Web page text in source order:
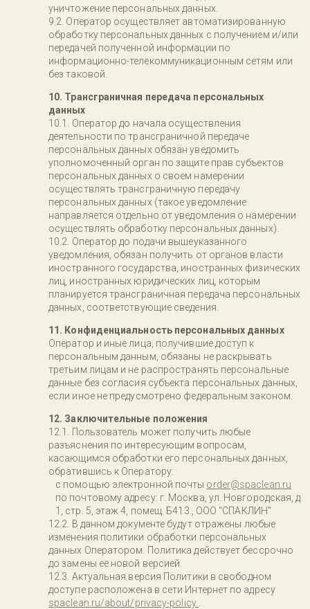
уничтожение персональных данных.
Оператор осуществляет автоматизированную
обработку персональных данных с получением и/или
передачей полученной информации по
информационно-телекоммуникационным сетям или
без таковой.
10. Трансграничная передача персональных
данных
Оператор до начала осуществления
деятельности по трансграничной передаче
персональных данных обязан уведомить
уполномоченный орган по защите прав субъектов
персональных данных о своем намерении
осуществлять трансграничную передачу
персональных данных (такое уведомление
направляется отдельно от уведомления о намерении
осуществлять обработку персональных данных).
Оператор до подачи вышеуказанного
уведомления, обязан получить от органов власти
иностранного государства, иностранных физических
лиц, иностранных юридических лиц, которым
планируется трансграничная передача персональных
данных, соответствующие сведения.
11. Конфиденциальность персональных данных
Оператор и иные лица, получившие доступ к
персональным данным, обязаны не раскрывать
третьим лицам и не распространять персональные
данные без согласия субъекта персональных данных,
если иное не предусмотрено федеральным законом.
12. Заключительные положения
Пользователь может получить любые
разъяснения по интересующим вопросам,
касающимся обработки его персональных данных,
обратившись к Оператору:
с помощью электронной почты order@spaclean.ru
по почтовому адресу: г. Москва, ул. Новгородская, д
1, стр. 5, этаж 4, помещ. Б413., ООО "СПАКЛИН"
В данном документе будут отражены любые
изменения политики обработки персональных
данных Оператором. Политика действует бессрочно
до замены ее новой версией.
Актуальная версия Политики в свободном
доступе расположена в сети Интернет по адресу
spaclean.ru/about/privacy-policy